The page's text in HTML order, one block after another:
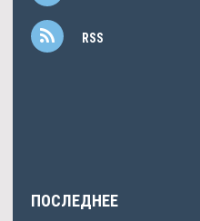
RSS
ПОСЛЕДНЕЕ